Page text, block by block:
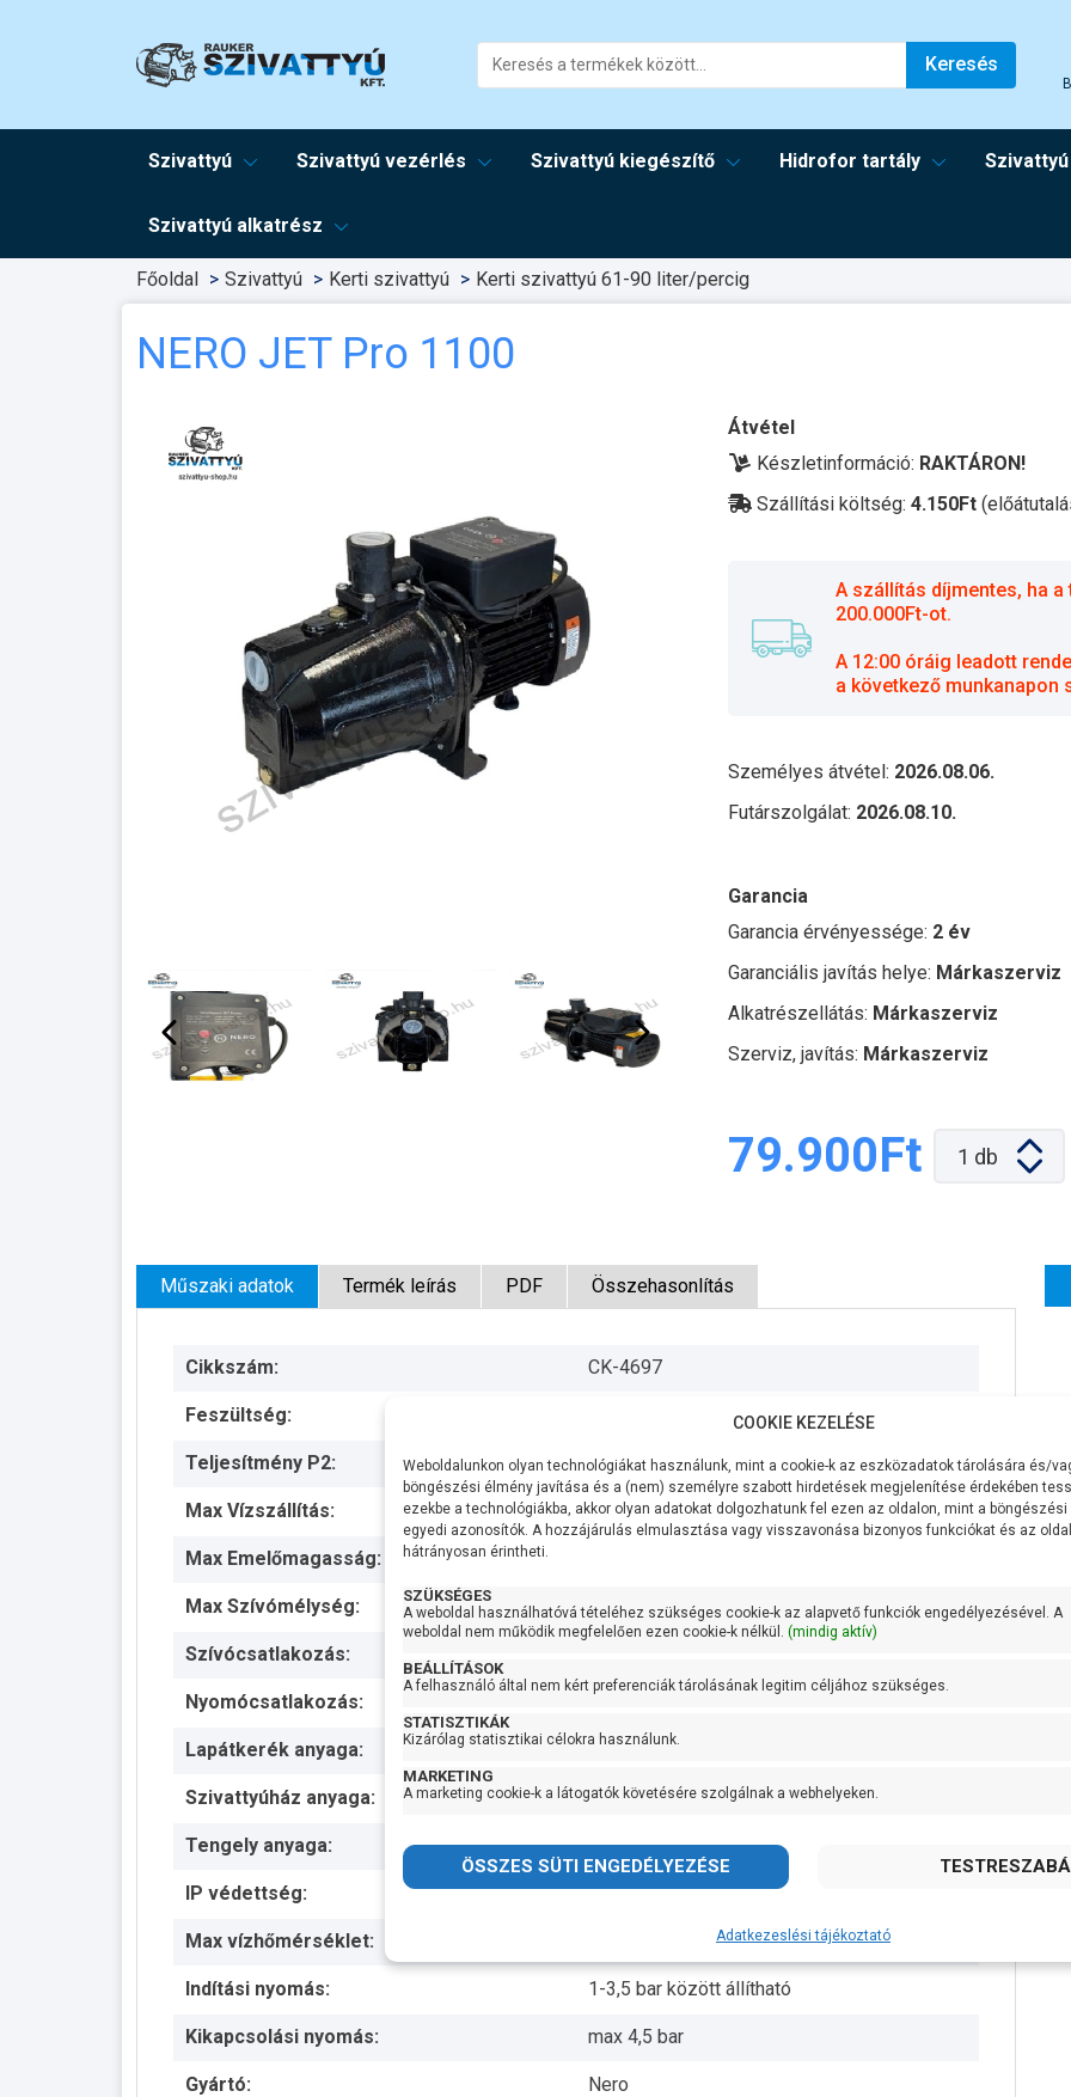
Keresés
Szivattyú Szivattyú vezérlés Szivattyú kiegészítő Hidrofor tartály
Szivattyú alkatrész
Főoldal Szivattyú Kerti szivattyú Kerti szivattyú 61-90 liter/percig
NERO JET Pro 1100
Átvétel
Készletinformáció: RAKTÁRON!
Szállítási költség: 4.150Ft
A szállítás díjmentes, ha
200.000Ft-ot.
A 12:00 óráig leadott
a következő munkanapon
Személyes átvétel: 2026.08.06.
Futárszolgálat: 2026.08.10.
Garancia
Garancia érvényessége: 2 év
Garanciális javítás helye: Márkaszerviz
Alkatrészellátás: Márkaszerviz
Szerviz, javítás: Márkaszerviz
79.900Ft 1 db
Műszaki adatok Termék leírás PDF Összehasonlítás
Cikkszám: CK-4697
Feszültség:
Teljesítmény P2: 1100W
Max Vízszállítás: 70 liter/perc
Max Emelőmagasság:
Max Szívómélység: 9 méter
Szívócsatlakozás:
Nyomócsatlakozás: 1 coll
Lapátkerék anyaga: Noryl
Szivattyúház anyaga: Öntvény
Tengely anyaga: Rozsdamentes acél
IP védettség: IPX4
Max vízhőmérséklet:
Indítási nyomás: 1-3,5 bar között állítható
Kikapcsolási nyomás: max 4,5 bar
Gyártó: Nero
COOKIE KEZELÉSE
Weboldalunkon olyan technológiákat használunk, mint a cookie-k az eszközadatok tárolására és/
böngészési élmény javítása és a (nem) személyre szabott hirdetések megjelenítése érdekében
ezekbe a technológiákba, akkor olyan adatokat dolgozhatunk fel ezen az oldalon, mint a
egyedi azonosítók. A hozzájárulás elmulasztása vagy visszavonása bizonyos funkciókat és az
hátrányosan érintheti.
SZÜKSÉGES
A weboldal használhatóvá tételéhez szükséges cookie-k az alapvető funkciók engedélyezésével. A
weboldal nem működik megfelelően ezen cookie-k nélkül. (mindig aktív)
BEÁLLÍTÁSOK
A felhasználó által nem kért preferenciák tárolásának legitim céljához szükséges.
STATISZTIKÁK
Kizárólag statisztikai célokra használunk.
MARKETING
A marketing cookie-k a látogatók követésére szolgálnak a webhelyeken.
Adatkezeslési tájékoztató